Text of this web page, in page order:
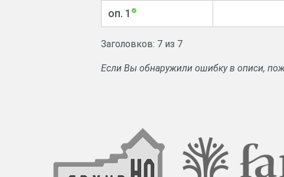
оп. 1
Заголовков: 7 из 7
Если Вы обнаружили ошибку в описи,